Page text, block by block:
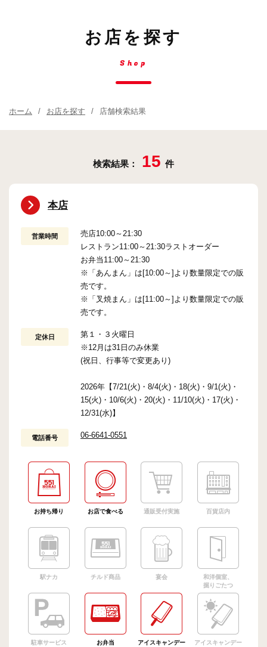
お店を探す
Shop
ホーム お店を探す 店舗検索結果
検索結果： 15 件
本店
営業時間
売店10:00～21:30
レストラン11:00～21:30ラストオーダー
お弁当11:00～21:30
※「あんまん」は[10:00～]より数量限定での販
売です。
※「叉焼まん」は[11:00～]より数量限定での販
売です。
定休日
第１・３火曜日
※12月は31日のみ休業
(祝日、行事等で変更あり)
2026年【7/21(火)・8/4(火)・18(火)・9/1(火)・
15(火)・10/6(火)・20(火)・11/10(火)・17(火)・
12/31(水)】
電話番号 06-6641-0551
お持ち帰り お店で食べる 通販受付実施 百貨店内
駅ナカ チルド商品 宴会
和洋個室、
掘りごたつ
駐車サービス お弁当
アイスキャンデー
アイスキャンデー